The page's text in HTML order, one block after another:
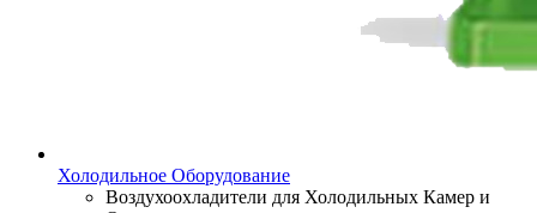
Холодильное Оборудование
Воздухоохладители для Холодильных Камер и